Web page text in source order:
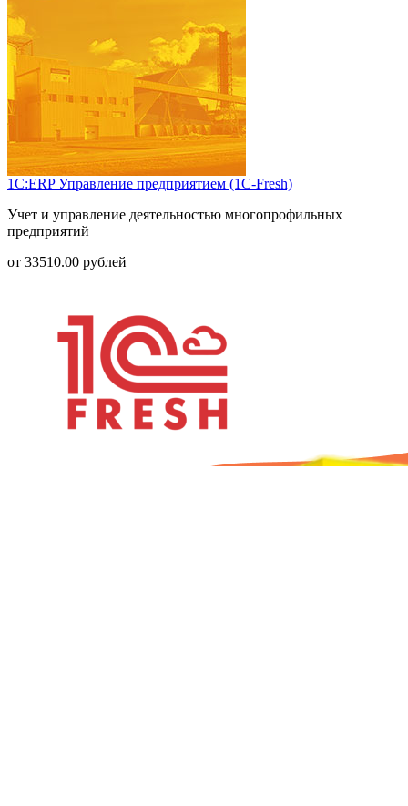
1С:ERP Управление предприятием (1С-Fresh)
Учет и управление деятельностью многопрофильных
предприятий
от 33510.00 рублей